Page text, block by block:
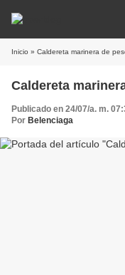
Inicio » Caldereta marinera de
Caldereta
Publicado en 24/07/a. m.
Por Belenciaga